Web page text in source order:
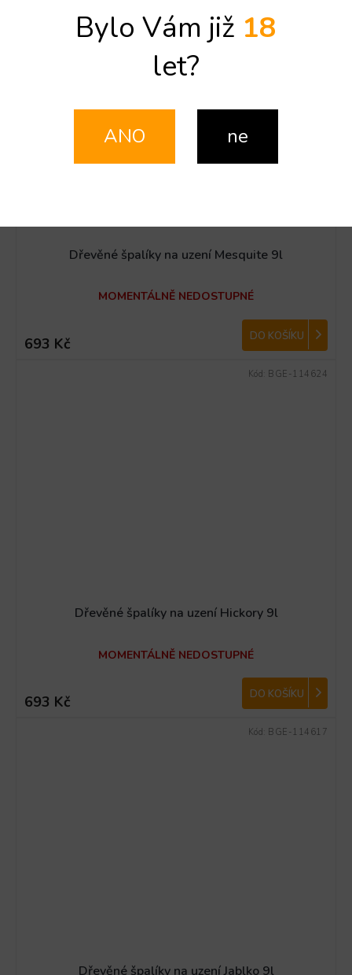
Dřevěné špalíky na uzení Mesquite 9l
MOMENTÁLNĚ NEDOSTUPNÉ
693 Kč DO KOŠÍKU
Kód:BGE-114631
Dřevěné špalíky na uzení Hickory 9l
MOMENTÁLNĚ NEDOSTUPNÉ
693 Kč DO KOŠÍKU
Kód: BGE-114624
Dřevěné špalíky na uzení Jablko 9l
Kód: BGE-114617
Bylo Vám již 18
let?
ANO ne